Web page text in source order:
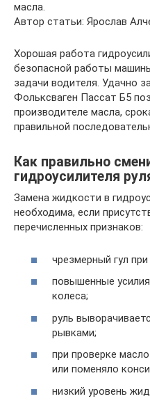
масла.
Автор статьи: Ярослав
Хорошая работа
безопасной работы
задачи водителя. Удачно
Фольксваген Пассат Б5
производителе масла,
правильной
Как правильно
гидроусилителя
Замена жидкости в
необходима, если
перечисленных признаков:
чрезмерный гул
повышенные
колеса;
руль
рывками;
при проверке
или поменяло
низкий уровень